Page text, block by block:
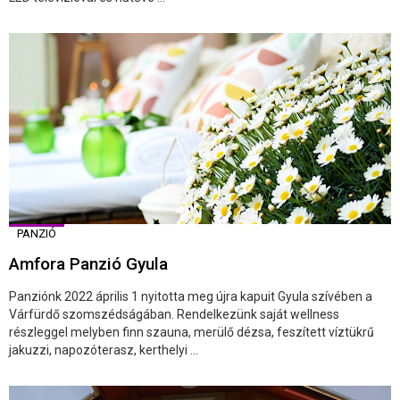
PANZIÓ
Amfora Panzió Gyula
Panziónk 2022 április 1 nyitotta meg újra kapuit Gyula szívében a
Várfürdő szomszédságában. Rendelkezünk saját wellness
részleggel melyben finn szauna, merülő dézsa, feszített víztükrű
jakuzzi, napozóterasz, kerthelyi ...